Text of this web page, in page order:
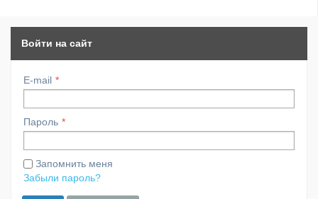
Войти на сайт
E-mail
Пароль
Запомнить меня
Забыли пароль?